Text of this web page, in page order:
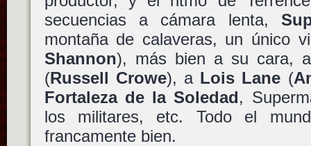
secuencias a cámara lenta,
montaña de calaveras, un único
Shannon), más bien a su cara,
(Russell Crowe), a Lois Lane (
Fortaleza de la Soledad,
los militares, etc. Todo el
francamente bien.